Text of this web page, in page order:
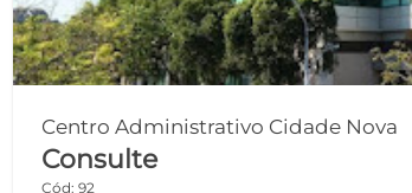
Centro Administrativo Cidade Nova
Consulte
Cód: 92